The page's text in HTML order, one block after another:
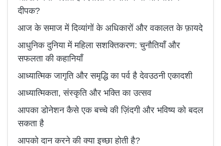
दीपक?
आज के समाज में दिव्यांगों के अधिकारों और वकालत के फ़ायदे
आधुनिक दुनिया में महिला सशक्तिकरण: चुनौतियाँ और
सफलता की कहानियाँ
आध्यात्मिक जागृति और समृद्धि का पर्व है देवउठनी एकादशी
आध्यात्मिकता, संस्कृति और भक्ति का उत्सव
आपका डोनेशन कैसे एक बच्चे की ज़िंदगी और भविष्य को बदल
सकता है
आपको दान करने की क्या इच्छा होती है?